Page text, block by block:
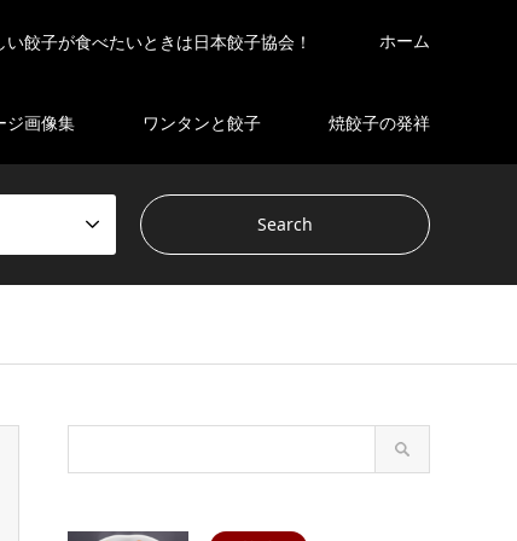
餃子が食べたいときは日本餃子協会！ ホーム
ジ画像集 ワンタンと餃子 焼餃子の発祥